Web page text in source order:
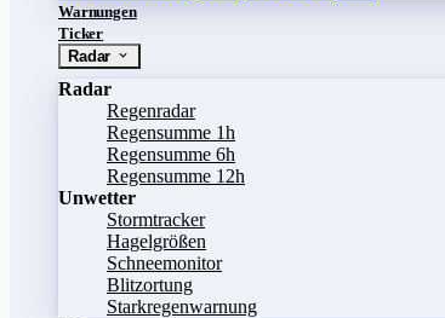
Warnungen
Ticker
Radar
Radar
Regenradar
Regensumme 1h
Regensumme 6h
Regensumme 12h
Unwetter
Stormtracker
Hagelgrößen
Schneemonitor
Blitzortung
Starkregenwarnung